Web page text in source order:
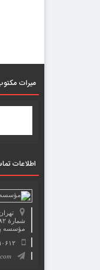
میرات
اطلاعات
مؤسسه